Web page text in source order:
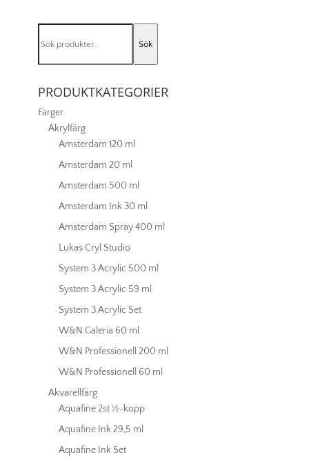
Light
mängd
efter:
Sök
PRODUKTKATEGORIER
Färger
Akrylfärg
Amsterdam 120 ml
Amsterdam 20 ml
Amsterdam 500 ml
Amsterdam Ink 30 ml
Amsterdam Spray 400 ml
Lukas Cryl Studio
System 3 Acrylic 500 ml
System 3 Acrylic 59 ml
System 3 Acrylic Set
W&N Galeria 60 ml
W&N Professionell 200 ml
W&N Professionell 60 ml
Akvarellfärg
Aquafine 2st ½-kopp
Aquafine Ink 29,5 ml
Aquafine Ink Set